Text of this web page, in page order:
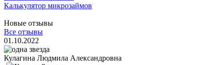
Калькулятор микрозаймов
Новые отзывы
Все отзывы
01.10.2022
Кулагина Людмила Александровна